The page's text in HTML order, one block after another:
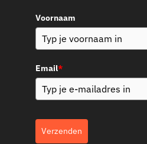
Voornaam
Email*
Verzenden